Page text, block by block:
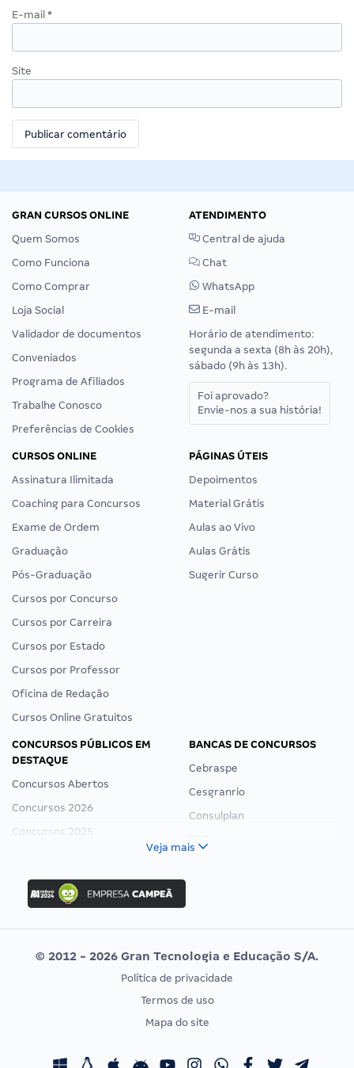
E-mail *
Site
GRAN CURSOS ONLINE
Quem Somos
Como Funciona
Como Comprar
Loja Social
Validador de documentos
Conveniados
Programa de Afiliados
Trabalhe Conosco
Preferências de Cookies
ATENDIMENTO
Central de ajuda
Chat
WhatsApp
E-mail
Horário de atendimento:
segunda a sexta (8h às 20h),
sábado (9h às 13h).
Foi aprovado?
Envie-nos a sua história!
CURSOS ONLINE
Assinatura Ilimitada
Coaching para Concursos
Exame de Ordem
Graduação
Pós-Graduação
Cursos por Concurso
Cursos por Carreira
Cursos por Estado
Cursos por Professor
Oficina de Redação
Cursos Online Gratuitos
PÁGINAS ÚTEIS
Depoimentos
Material Grátis
Aulas ao Vivo
Aulas Grátis
Sugerir Curso
CONCURSOS PÚBLICOS EM
DESTAQUE
Concursos Abertos
Concursos 2026
Concursos 2025
Concurso Nacional Unificado
Concurso Ibama
Concurso MPU
Editais publicados
BANCAS DE CONCURSOS
Cebraspe
Cesgranrio
Consulplan
Vunesp
CONCURSOS POR PROFISSÃO
Concursos Fiscais
EXAME DE ORDEM
Calendário OAB
Veja mais
© 2012 - 2026 Gran Tecnologia e Educação S/A.
Política de privacidade
Termos de uso
Mapa do site